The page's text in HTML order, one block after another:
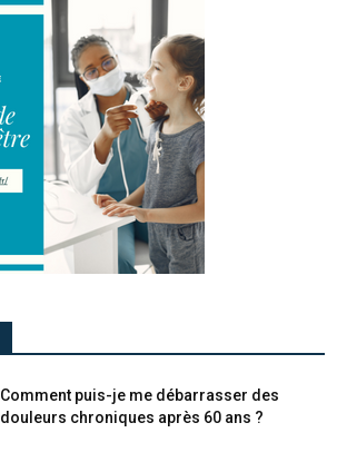
Comment puis-je me débarrasser des
douleurs chroniques après 60 ans ?